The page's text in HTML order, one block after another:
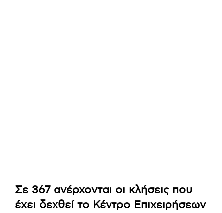
Σε 367 ανέρχονται οι κλήσεις που
έχει δεχθεί το Κέντρο Επιχειρήσεων